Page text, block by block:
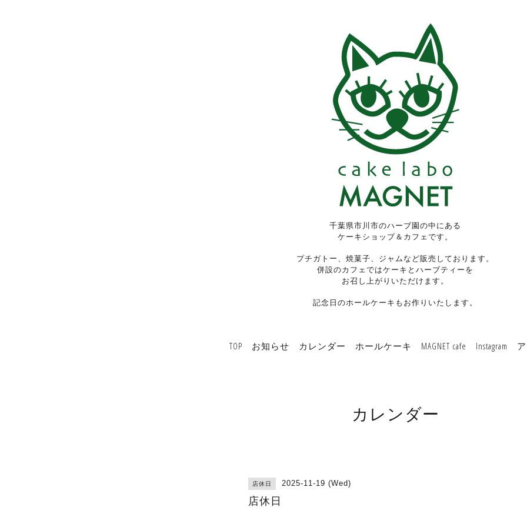
千葉県市川市のハーブ園の中にある
ケーキショップ＆カフェです。
プチガトー、焼菓子、ジャムなど販売しております。
併設のカフェではケーキとハーブティーを
お召し上がりいただけます。
記念日のホールケーキもお作りいたします。
TOP お知らせ カレンダー ホールケーキ MAGNET cafe Instagram
カレンダー
店休日 2025-11-19 (Wed)
店休日